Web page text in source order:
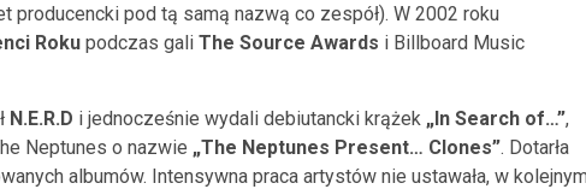
producencki pod tą samą nazwą co zespół). W 2002 roku
Roku podczas gali The Source Awards i Billboard Music
N.E.R.D i jednocześnie wydali debiutancki krążek „In Search of…”,
Neptunes o nazwie „The Neptunes Present… Clones”. Dotarła
albumów. Intensywna praca artystów nie ustawała, w